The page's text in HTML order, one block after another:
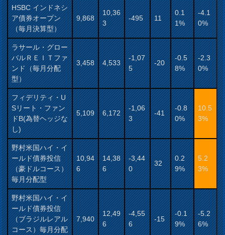
HSBC インドネシ
ア債券オープン
（毎月決算型）
9,868
10,36
3
-495 11
0.1
1%
-4.1
0%
ラサール・グロー
バルＲＥＩＴファ
ンド（毎月分配
型）
3,458 4,533
-1,07
5
-20
-0.5
8%
-2.3
0%
フィデリティ・U
Sリート・ファン
ドB(為替ヘッジな
し)
5,109 6,172
-1,06
3
-41
-0.8
0%
10.5
3%
野村米国ハイ・イ
ールド債券投信
（豪ドルコース）
毎月分配型
10,94
6
14,38
6
-3,44
0
32
0.2
9%
5.2
3%
野村米国ハイ・イ
ールド債券投信
（ブラジルレアル
コース）毎月分配
7,940
12,49
6
-4,55
6
-15
-0.1
9%
-5.2
6%